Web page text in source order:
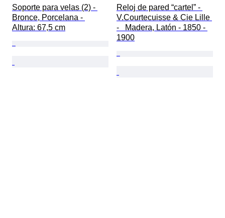
Soporte para velas (2) -
Bronce, Porcelana -
Altura: 67,5 cm
Reloj de pared “cartel” -
V.Courtecuisse & Cie Lille
-   Madera, Latón - 1850 -
1900